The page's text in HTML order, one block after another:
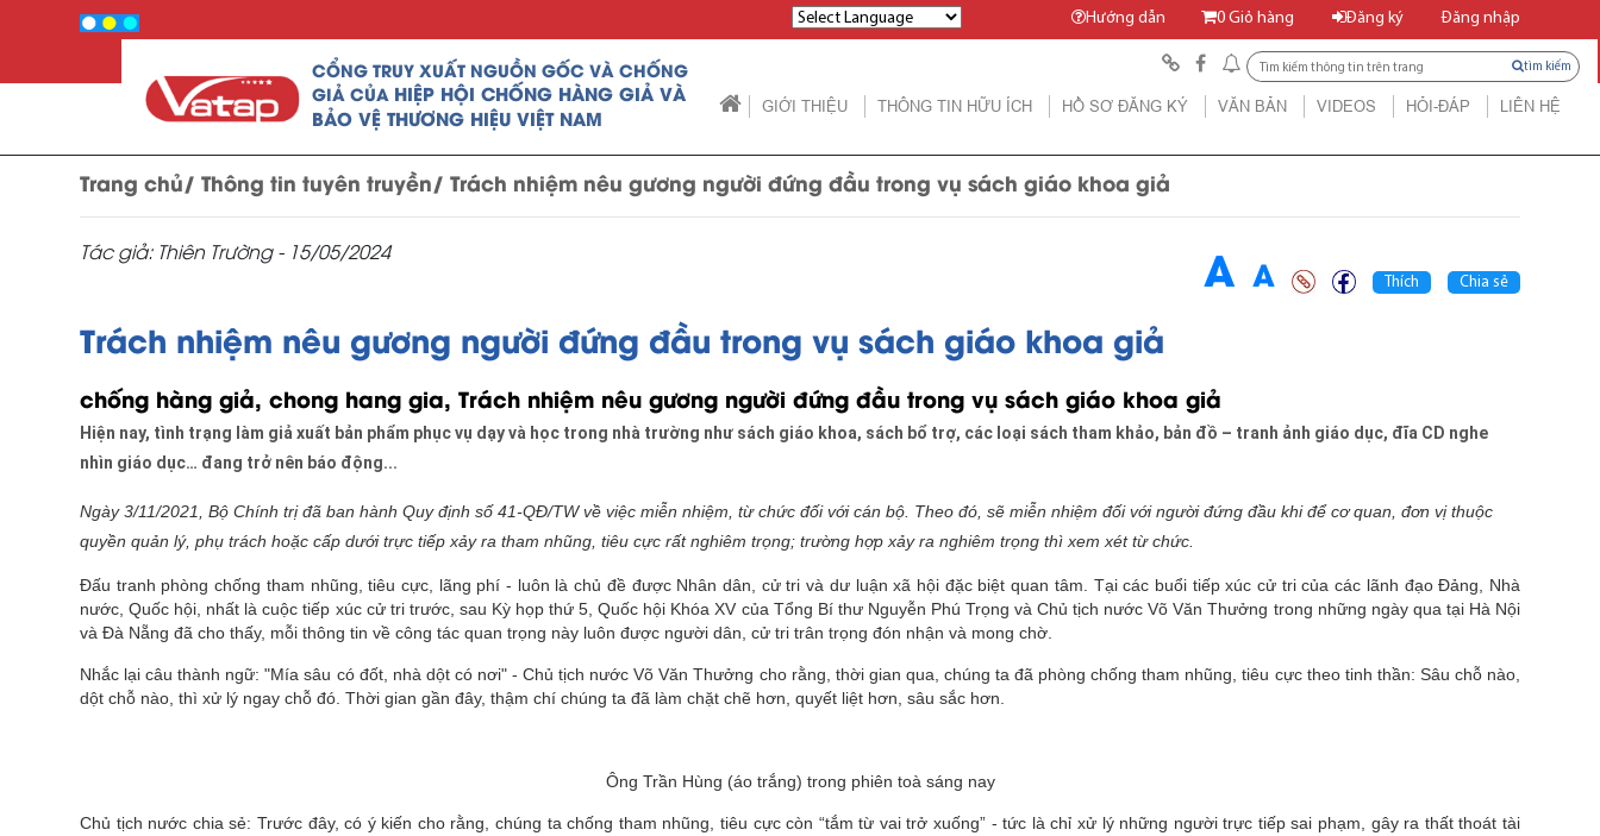
Powered by
Hướng dẫn 0Giỏ hàng Đăng ký Đăng nhập
CỔNG TRUY XUẤT NGUỒN GỐC VÀ CHỐNG
GIẢ CỦA HIỆP HỘI CHỐNG HÀNG GIẢ VÀ
BẢO VỆ THƯƠNG HIỆU VIỆT NAM
tìm kiếm
GIỚI THIỆU THÔNG TIN HỮU ÍCH HỒ SƠ ĐĂNG KÝ VĂN BẢN VIDEOS HỎI-ĐÁP LIÊN HỆ
Trang chủ/ Thông tin tuyên truyền/ Trách nhiệm nêu gương người đứng đầu trong vụ sách giáo khoa giả
Tác giả: Thiên Trường - 15/05/2024 A A Thích Chia sẻ
Trách nhiệm nêu gương người đứng đầu trong vụ sách giáo khoa giả
chống hàng giả, chong hang gia, Trách nhiệm nêu gương người đứng đầu trong vụ sách giáo khoa giả
Hiện nay, tình trạng làm giả xuất bản phẩm phục vụ dạy và học trong nhà trường như sách giáo khoa, sách bổ trợ, các loại sách tham khảo, bản đồ – tranh ảnh giáo dục, đĩa CD nghe
nhìn giáo dục… đang trở nên báo động...
Ngày 3/11/2021, Bộ Chính trị đã ban hành Quy định số 41-QĐ/TW về việc miễn nhiệm, từ chức đối với cán bộ. Theo đó, sẽ miễn nhiệm đối với người đứng đầu khi để cơ quan, đơn vị thuộc
quyền quản lý, phụ trách hoặc cấp dưới trực tiếp xảy ra tham nhũng, tiêu cực rất nghiêm trọng; trường hợp xảy ra nghiêm trọng thì xem xét từ chức.
Ðấu tranh phòng chống tham nhũng, tiêu cực, lãng phí - luôn là chủ đề được Nhân dân, cử tri và dư luận xã hội đặc biệt quan tâm. Tại các buổi tiếp xúc cử tri của các lãnh đạo Ðảng, Nhà
nước, Quốc hội, nhất là cuộc tiếp xúc cử tri trước, sau Kỳ họp thứ 5, Quốc hội Khóa XV của Tổng Bí thư Nguyễn Phú Trọng và Chủ tịch nước Võ Văn Thưởng trong những ngày qua tại Hà Nội
và Ðà Nẵng đã cho thấy, mỗi thông tin về công tác quan trọng này luôn được người dân, cử tri trân trọng đón nhận và mong chờ.
Nhắc lại câu thành ngữ: "Mía sâu có đốt, nhà dột có nơi" - Chủ tịch nước Võ Văn Thưởng cho rằng, thời gian qua, chúng ta đã phòng chống tham nhũng, tiêu cực theo tinh thần: Sâu chỗ nào,
dột chỗ nào, thì xử lý ngay chỗ đó. Thời gian gần đây, thậm chí chúng ta đã làm chặt chẽ hơn, quyết liệt hơn, sâu sắc hơn.
Ông Trần Hùng (áo trắng) trong phiên toà sáng nay
Chủ tịch nước chia sẻ: Trước đây, có ý kiến cho rằng, chúng ta chống tham nhũng, tiêu cực còn “tắm từ vai trở xuống” - tức là chỉ xử lý những người trực tiếp sai phạm, gây ra thất thoát tài